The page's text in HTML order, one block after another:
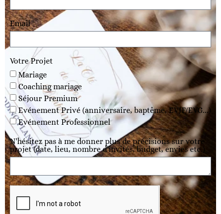
Email
Votre Projet
Mariage
Coaching mariage
Séjour Premium
Evénement Privé (anniversaire, baptême, EVJF/EVG...)
Evénement Professionnel
N'hésitez pas à me donner plus de précisions sur votre
projet (date, lieu, nombre d'invités, budget, envies etc.)